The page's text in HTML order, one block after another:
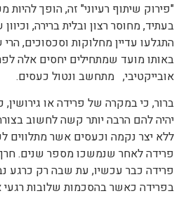
"פירוק שיתוף רעיוני" זה, הופך
בעתיד, מחוסר רצון ובלית ברירה,
התגלעו עדיין מחלוקות וסכסוכים,
באותו מועד שמתחילים יחסים אלה
אובייקטיבי, מתחשב ונטול כעסים.
ברור, כי במקרה של פרידה או
יהיה להם הרבה יותר קשה לחשוב
ללא יצר נקמה וכעסים אשר מתלווים
פרידה לאחר שנמשכו מספר שנים.
פרידה כבר עכשיו, עת שבה רק כרגע
בפרידה כאשר בהסכמות שלובות